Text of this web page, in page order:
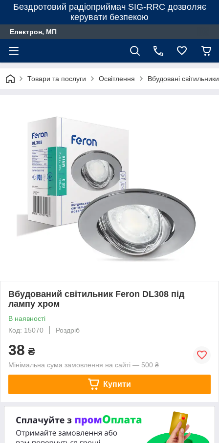
Бездротовий радіоприймач SIG-RRC дозволяє
керувати безпекою
Електрон, МП
Товари та послуги Освітлення Вбудовані світильники
Вбудований світильник Feron DL308 під
лампу хром
В наявності
Код: 15070
Роздріб
38 ₴
Мінімальна сума замовлення на сайті — 500 ₴
Купити